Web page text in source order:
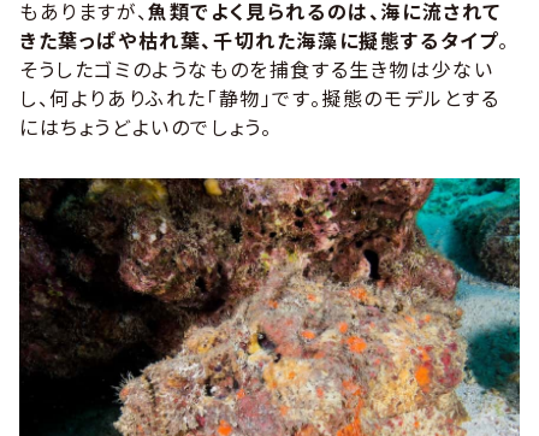
もありますが、魚類でよく見られるのは、海に流されて
きた葉っぱや枯れ葉、千切れた海藻に擬態するタイプ。
そうしたゴミのようなものを捕食する生き物は少ない
し、何よりありふれた「静物」です。擬態のモデルとする
にはちょうどよいのでしょう。